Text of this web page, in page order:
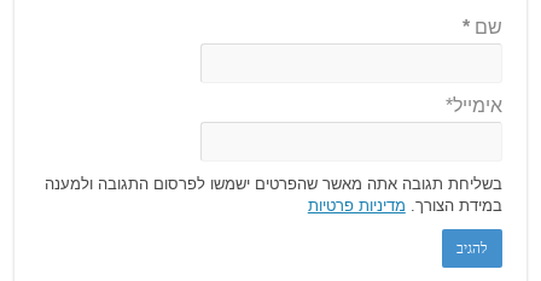
שם*
אימייל*
בשליחת תגובה אתה מאשר שהפרטים ישמשו לפרסום התגובה ולמענה
במידת הצורך. מדיניות פרטיות